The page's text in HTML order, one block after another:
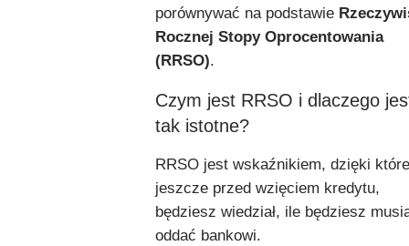
porównywać na podstawie
Rocznej Stopy Oprocentowania
(RRSO).
Czym jest RRSO i dlaczego
tak istotne?
RRSO jest wskaźnikiem, dzięki
jeszcze przed wzięciem kredytu,
będziesz wiedział, ile będziesz
oddać bankowi.